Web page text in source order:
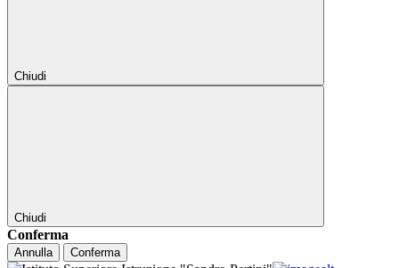
Chiudi
Chiudi
Conferma
Annulla Conferma